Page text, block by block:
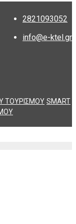
2821093052
info@e-ktel.gr
SMART